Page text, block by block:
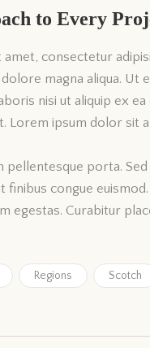
to Every
consectetur
magna aliqua. Ut
nisi ut aliquip ex
Lorem ipsum dolor sit
pellentesque porta.
finibus congue
egestas. Curabitur
Regions Scotch